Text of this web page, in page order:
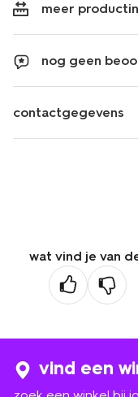
meer
nog geen
contactgegevens
wat vind je van
vind een